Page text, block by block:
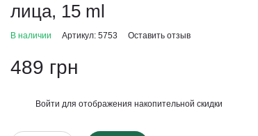
лица, 15 ml
В наличии Артикул: 5753 Оставить отзыв
489 грн
Войти для отображения накопительной скидки